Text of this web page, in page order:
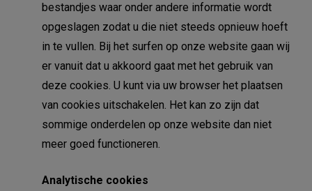
bestandjes waar onder andere informatie wordt
opgeslagen zodat u die niet steeds opnieuw hoeft
in te vullen. Bij het surfen op onze website gaan wij
er vanuit dat u akkoord gaat met het gebruik van
deze cookies. U kunt via uw browser het plaatsen
van cookies uitschakelen. Het kan zo zijn dat
sommige onderdelen op onze website dan niet
meer goed functioneren.
Analytische cookies